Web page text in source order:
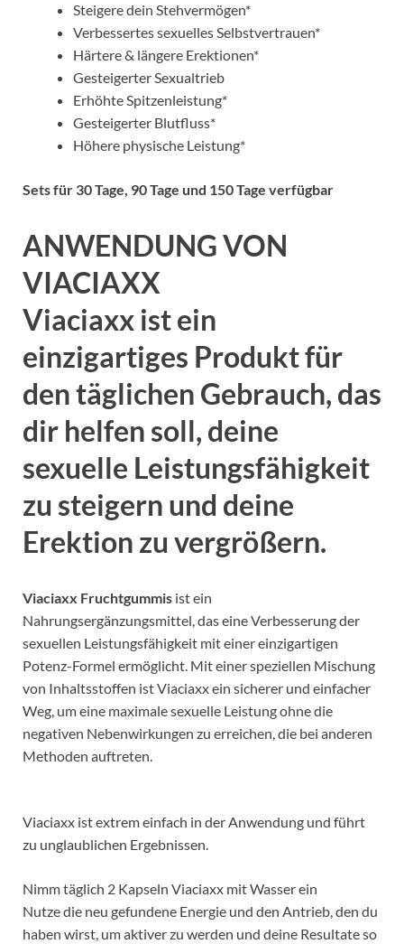
Steigere dein Stehvermögen*
Verbessertes sexuelles Selbstvertrauen*
Härtere & längere Erektionen*
Gesteigerter Sexualtrieb
Erhöhte Spitzenleistung*
Gesteigerter Blutfluss*
Höhere physische Leistung*
Sets für 30 Tage, 90 Tage und 150 Tage verfügbar
ANWENDUNG VON
VIACIAXX
Viaciaxx ist ein
einzigartiges Produkt für
den täglichen Gebrauch, das
dir helfen soll, deine
sexuelle Leistungsfähigkeit
zu steigern und deine
Erektion zu vergrößern.
Viaciaxx Fruchtgummis ist ein
Nahrungsergänzungsmittel, das eine Verbesserung der
sexuellen Leistungsfähigkeit mit einer einzigartigen
Potenz-Formel ermöglicht. Mit einer speziellen Mischung
von Inhaltsstoffen ist Viaciaxx ein sicherer und einfacher
Weg, um eine maximale sexuelle Leistung ohne die
negativen Nebenwirkungen zu erreichen, die bei anderen
Methoden auftreten.
Viaciaxx ist extrem einfach in der Anwendung und führt
zu unglaublichen Ergebnissen.
Nimm täglich 2 Kapseln Viaciaxx mit Wasser ein
Nutze die neu gefundene Energie und den Antrieb, den du
haben wirst, um aktiver zu werden und deine Resultate so